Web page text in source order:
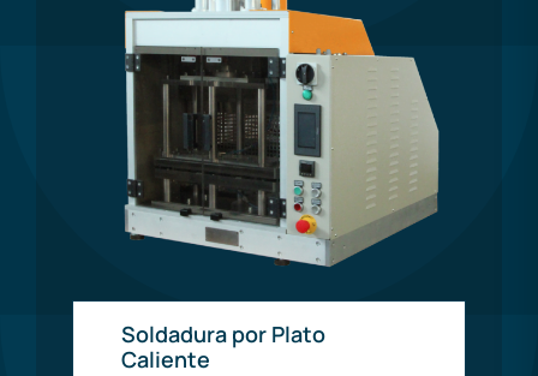
Soldadura por Plato
Caliente